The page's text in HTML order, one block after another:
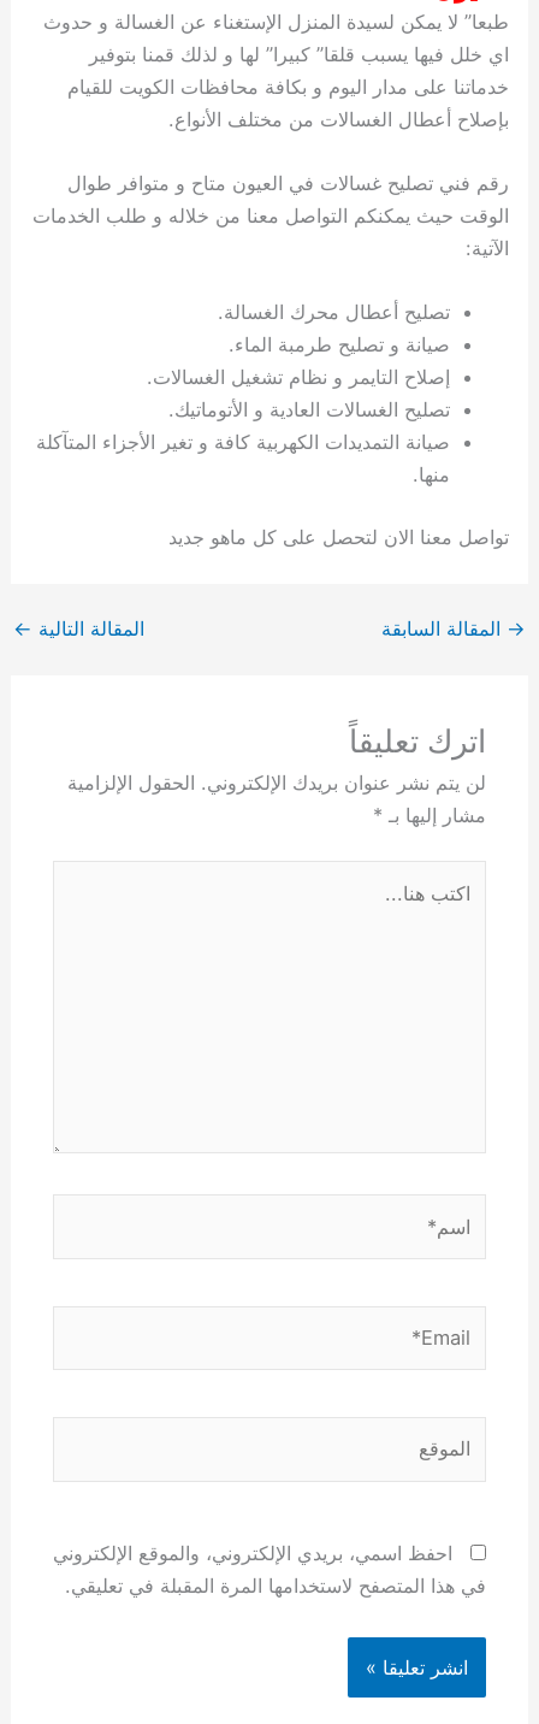
طبعا” لا يمكن لسيدة المنزل الإستغناء عن الغسالة و حدوث
اي خلل فيها يسبب قلقا” كبيرا” لها و لذلك قمنا بتوفير
خدماتنا على مدار اليوم و بكافة محافظات الكويت للقيام
بإصلاح أعطال الغسالات من مختلف الأنواع.
رقم فني تصليح غسالات في العيون متاح و متوافر طوال
الوقت حيث يمكنكم التواصل معنا من خلاله و طلب الخدمات
الآتية:
تصليح أعطال محرك الغسالة.
صيانة و تصليح طرمبة الماء.
إصلاح التايمر و نظام تشغيل الغسالات.
تصليح الغسالات العادية و الأتوماتيك.
صيانة التمديدات الكهربية كافة و تغير الأجزاء المتآكلة
منها.
تواصل معنا الان لتحصل على كل ماهو جديد
→ المقالة السابقة المقالة التالية ←
اترك تعليقاً
لن يتم نشر عنوان بريدك الإلكتروني. الحقول الإلزامية
مشار إليها بـ *
هنا...
احفظ اسمي، بريدي الإلكتروني، والموقع الإلكتروني
في هذا المتصفح لاستخدامها المرة المقبلة في تعليقي.